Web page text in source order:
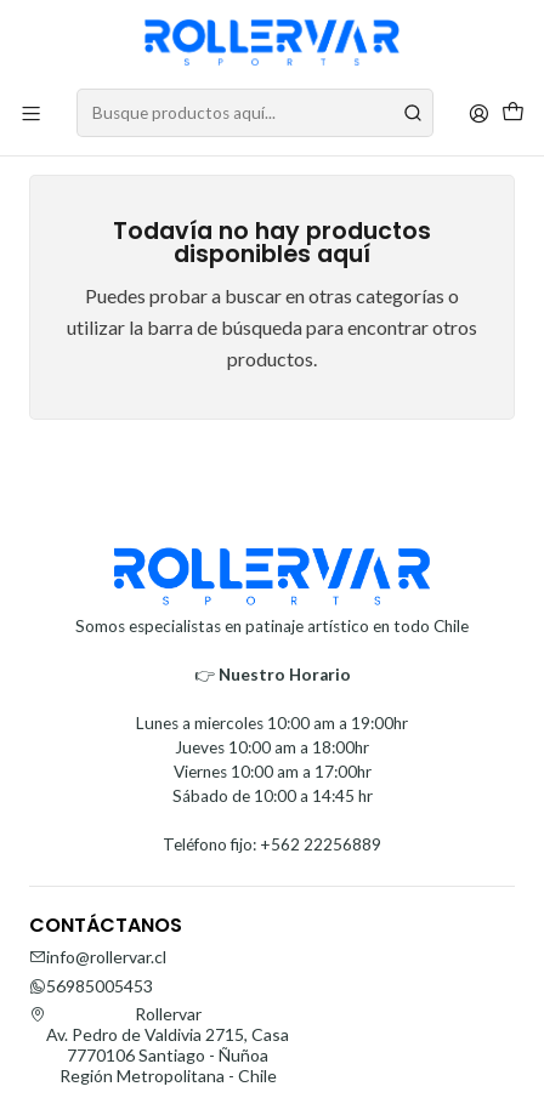
DESPACHOS A TODO CHILE
Tempish
Todavía no hay productos
disponibles aquí
Puedes probar a buscar en otras categorías o
utilizar la barra de búsqueda para encontrar otros
productos.
Somos especialistas en patinaje artístico en todo Chile
👉 Nuestro Horario⁣⁣
Lunes a miercoles 10:00 am a 19:00hr
Jueves 10:00 am a 18:00hr
Viernes 10:00 am a 17:00hr
Sábado de 10:00 a 14:45 hr
Teléfono fijo: +562 22256889
CONTÁCTANOS
info@rollervar.cl
56985005453
Rollervar
Av. Pedro de Valdivia 2715, Casa
7770106 Santiago - Ñuñoa
Región Metropolitana - Chile